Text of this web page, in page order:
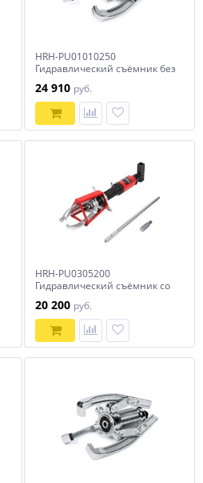
HRH-PU01010250
Гидравлический съёмник без
мм
24 910 руб.
HRH-PU0305200
Гидравлический съёмник со
самоцентрующийся, 5 т, 20-
200 мм
20 200 руб.